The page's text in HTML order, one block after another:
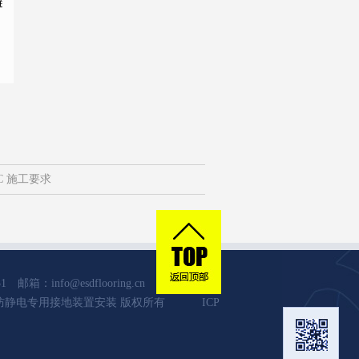
施工要求
邮箱：info@esdflooring.cn
静电专用接地装置安装 版权所有
ICP